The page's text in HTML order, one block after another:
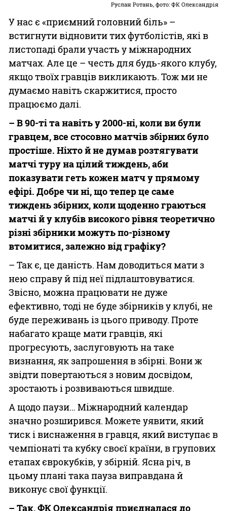
Руслан Ротань, фото: ФК Олександрія
У нас є «приємний головний біль» –
встигнути відновити тих футболістів, які в
листопаді брали участь у міжнародних
матчах. Але це – честь для будь-якого клубу,
якщо твоїх гравців викликають. Тож ми не
думаємо навіть скаржитися, просто
працюємо далі.
– В 90-ті та навіть у 2000-ні, коли ви були
гравцем, все стосовно матчів збірних було
простіше. Ніхто й не думав розтягувати
матчі туру на цілий тиждень, аби
показувати геть кожен матч у прямому
ефірі. Добре чи ні, що тепер це саме
тиждень збірних, коли щоденно граються
матчі й у клубів високого рівня теоретично
різні збірники можуть по-різному
втомитися, залежно від графіку?
– Так є, це даність. Нам доводиться мати з
нею справу й під неї підлаштовуватися.
Звісно, можна працювати не дуже
ефективно, тоді не буде збірників у клубі, не
буде переживань із цього приводу. Проте
набагато краще мати гравців, які
прогресують, заслуговують на таке
визнання, як запрошення в збірні. Вони ж
звідти повертаються з новим досвідом,
зростають і розвиваються швидше.
А щодо паузи… Міжнародний календар
значно розширився. Можете уявити, який
тиск і виснаження в гравця, який виступає в
чемпіонаті та кубку своєї країни, в групових
етапах єврокубків, у збірній. Ясна річ, в
цьому плані така пауза виправдана й
виконує свої функції.
– Так, ФК Олександрія приєдналася до